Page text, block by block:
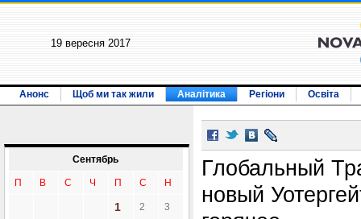
19 вересня 2017
Анонс Щоб ми так жили Аналітика Регіони Освіта
Сентябрь
П В С Ч П С Н
1 2 3
Глобальный
новый